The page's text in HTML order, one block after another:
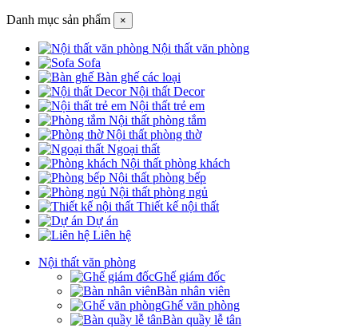
Danh mục sản phẩm ×
Nội thất văn phòng
Sofa
Bàn ghế các loại
Nội thất Decor
Nội thất trẻ em
Nội thất phòng tắm
Nội thất phòng thờ
Ngoại thất
Nội thất phòng khách
Nội thất phòng bếp
Nội thất phòng ngủ
Thiết kế nội thất
Dự án
Liên hệ
Nội thất văn phòng
Ghế giám đốc
Bàn nhân viên
Ghế văn phòng
Bàn quầy lễ tân